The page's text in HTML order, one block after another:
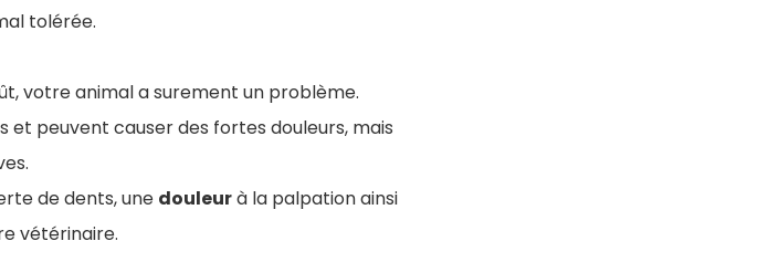
tolérée.
votre animal a surement un problème.
et peuvent causer des fortes douleurs, mais
de dents, une douleurà la palpation ainsi
vétérinaire.